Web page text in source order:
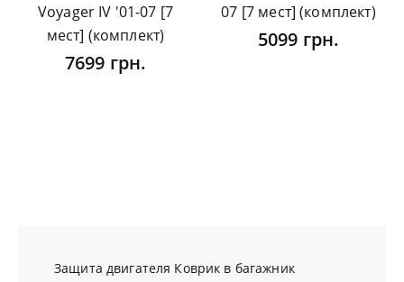
Voyager IV '01-07 [7
мест] (комплект)
7699 грн.
07 [7 мест] (комплект)
5099 грн.
Защита двигателя Коврик в багажник